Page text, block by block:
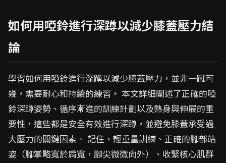
如何用啞鈴進行深蹲以減少膝蓋壓力結
論
學習如何用啞鈴進行深蹲以減少膝蓋壓力，並非一蹴可
幾，需要耐心和持續的練習。 本文詳細闡述了正確的啞
鈴深蹲姿勢、循序漸進的訓練計劃以及熱身與伸展的重
要性，這些都是安全有效進行深蹲，並避免膝蓋承受過
大壓力的關鍵因素。 記住，輕重量訓練、正確的腳部站
姿（腳掌略寬於肩寬，腳尖微微向外）、收緊核心肌群